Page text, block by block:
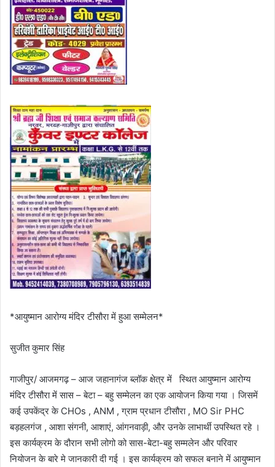
*आयुष्मान आरोग्य मंदिर टीसौरा में हुआ सम्मेलन*
सुजीत कुमार सिंह
गाजीपुर/ आजमगढ़ – आज जहानागंज ब्लॉक क्षेत्र में स्थित आयुष्मान आरोग्य
मंदिर टीसौरा में सास – बेटा – बहु सम्मेलन का एक आयोजन किया गया । जिसमें
कई उपकेंद्र के CHOs , ANM , ग्राम प्रधान टीसौरा , MO Sir PHC
बड़हलगंज , आशा संगनी, आशाएं, आंगनवाड़ी, और उनके लाभार्थी उपस्थित रहे ।
इस कार्यक्रम के दौरान सभी लोगो को सास-बेटा-बहु सम्मलेन और परिवार
नियोजन के बारे मे जानकारी दी गई । इस कार्यक्रम को सफल बनाने में आयुष्मान